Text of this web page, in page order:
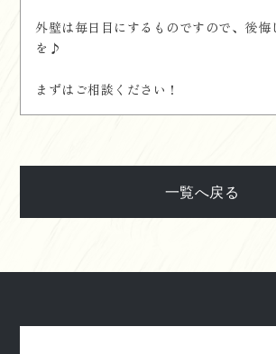
外壁は毎日目にするものですので、後悔
を♪
まずはご相談ください！
一覧へ戻る